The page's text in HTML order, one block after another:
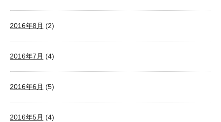
2016年8月 (2)
2016年7月 (4)
2016年6月 (5)
2016年5月 (4)